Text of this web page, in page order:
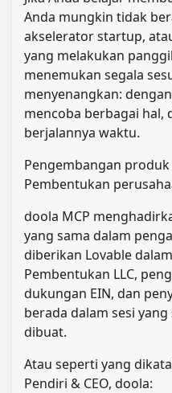
Anda mungkin tidak
akselerator startup,
yang melakukan
menemukan segala
menyenangkan:
mencoba berbagai hal,
berjalannya waktu.
Pengembangan
Pembentukan
doola MCP
yang sama dalam
diberikan Lovable
Pembentukan LLC,
dukungan EIN, dan
berada dalam sesi
dibuat.
Atau seperti yang
Pendiri & CEO, doola: